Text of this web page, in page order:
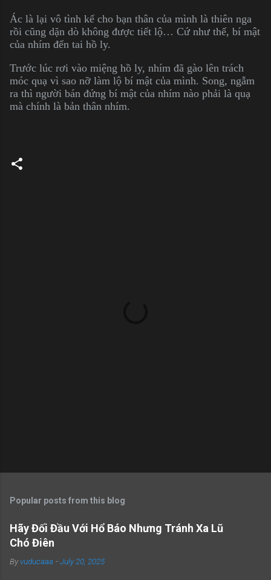
Ác là lại vô tình kể cho bạn thân của mình là thiên nga
rồi cũng dặn dò không được tiết lộ… Cứ như thế, bí mật
của nhím đến tai hồ ly.
Trước lúc rơi vào miệng hồ ly, nhím đã gào lên trách
móc quạ vì sao nỡ làm lộ bí mật của mình. Song, ngẫm
ra thì người bán đứng bí mật của nhím nào phải là quạ
mà chính là bản thân nhím.
Popular posts from this blog
Hãy Đối Đầu Với Hổ Báo Nhưng Tránh Xa Lũ
Chó Điên
Byvuducaaa -July 20, 2025